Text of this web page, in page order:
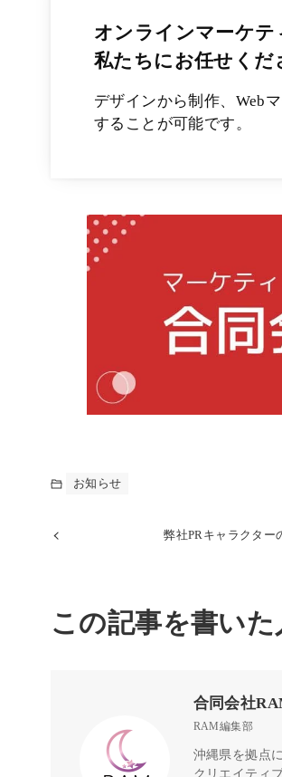
オンラインマーケテ
私たちにお任せくだ
デザインから制作、Web
することが可能です。
お知らせ
弊社PRキャラクター
この記事を書いた
合同会社
RAM編集部
沖縄県を拠点
クリエイティ